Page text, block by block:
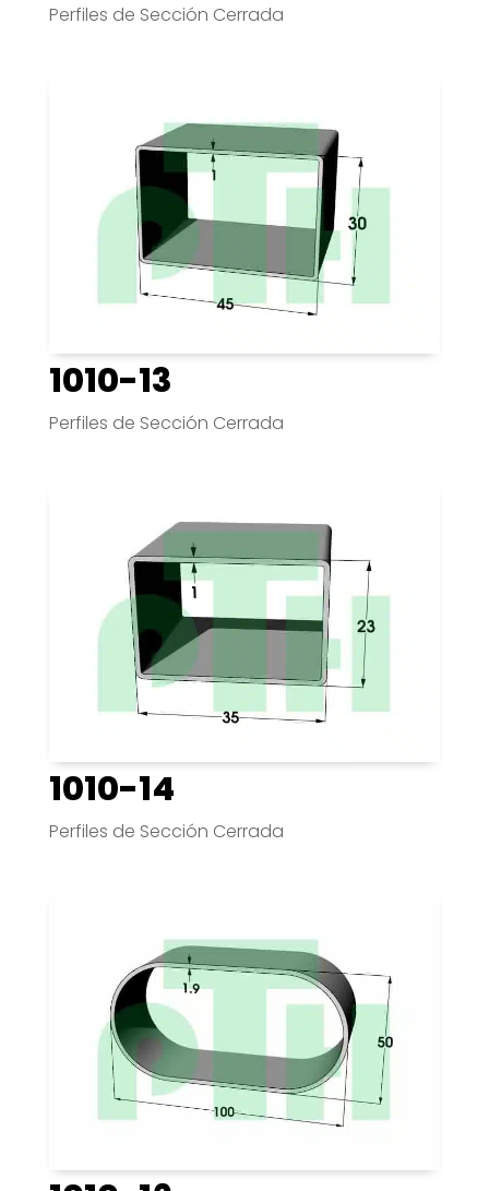
Perfiles de Sección Cerrada
1010-13
Perfiles de Sección Cerrada
1010-14
Perfiles de Sección Cerrada